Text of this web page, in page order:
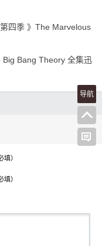
四季 》The Marvelous
Big Bang Theory 全集迅
填）
填）
导航